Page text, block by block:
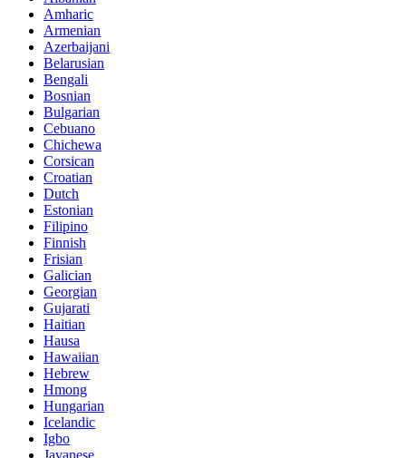
Amharic
Armenian
Azerbaijani
Belarusian
Bengali
Bosnian
Bulgarian
Cebuano
Chichewa
Corsican
Croatian
Dutch
Estonian
Filipino
Finnish
Frisian
Galician
Georgian
Gujarati
Haitian
Hausa
Hawaiian
Hebrew
Hmong
Hungarian
Icelandic
Igbo
Javanese